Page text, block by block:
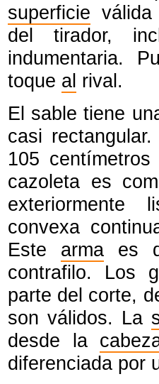
superficie
del tirador,
indumentaria.
toque al rival.
El sable tiene
casi
105
cazoleta es
exteriormente
convexa
Este armaes
contrafilo. Los
parte del corte,
son válidos. La
desde la
diferenciada por